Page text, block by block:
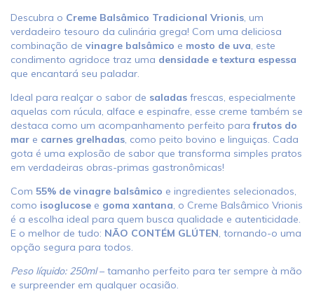
Descubra o Creme Balsâmico Tradicional Vrionis, um
verdadeiro tesouro da culinária grega! Com uma deliciosa
combinação de vinagre balsâmico e mosto de uva, este
condimento agridoce traz uma densidade e textura espessa
que encantará seu paladar.
Ideal para realçar o sabor de saladas frescas, especialmente
aquelas com rúcula, alface e espinafre, esse creme também se
destaca como um acompanhamento perfeito parafrutos do
mar e carnes grelhadas, como peito bovino e linguiças. Cada
gota é uma explosão de sabor que transforma simples pratos
em verdadeiras obras-primas gastronômicas!
Com 55% de vinagre balsâmico e ingredientes selecionados,
como isoglucose e goma xantana, o Creme Balsâmico Vrionis
é a escolha ideal para quem busca qualidade e autenticidade.
E o melhor de tudo: NÃO CONTÉM GLÚTEN, tornando-o uma
opção segura para todos.
Peso líquido: 250ml– tamanho perfeito para ter sempre à mão
e surpreender em qualquer ocasião.